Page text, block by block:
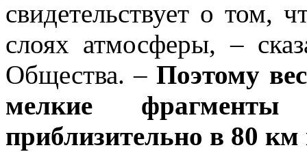
свидетельствует о том,
слоях атмосферы, –
Общества. –Поэтому
мелкие
приблизительно в 80